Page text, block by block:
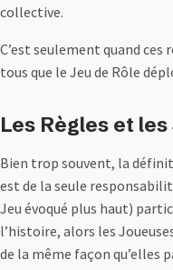
collective.
C’est seulement quand
tous que le Jeu de Rôle
Les Règles et
Bien trop souvent, la
est de la seule
Jeu évoqué plus haut)
l’histoire, alors les
de la même façon qu’elles